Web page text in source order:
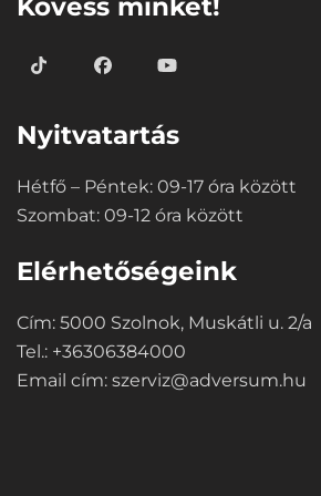
Kövess minket!
Nyitvatartás
Hétfő – Péntek: 09-17 óra között
Szombat: 09-12 óra között
Elérhetőségeink
Cím: 5000 Szolnok, Muskátli u. 2/a
Tel.: +36306384000
Email cím: szerviz@adversum.hu